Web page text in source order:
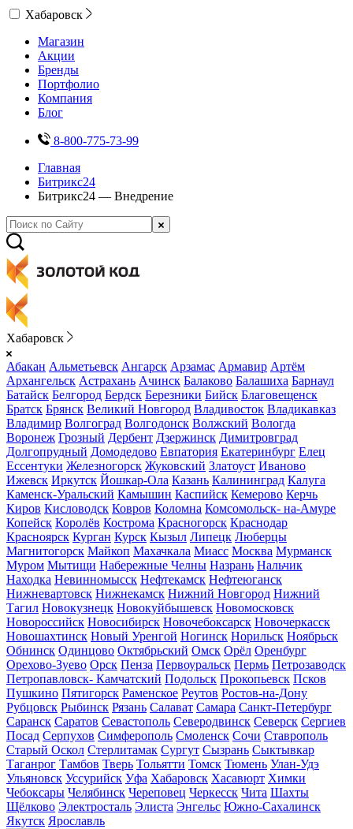
Хабаровск
Магазин
Акции
Бренды
Портфолио
Компания
Блог
8-800-775-73-99
Главная
Битрикс24
Битрикс24 — Внедрение
Хабаровск
Абакан Альметьевск Ангарск Арзамас Армавир Артём
Архангельск Астрахань Ачинск Балаково Балашиха Барнаул
Батайск Белгород Бердск Березники Бийск Благовещенск
Братск Брянск Великий Новгород Владивосток Владикавказ
Владимир Волгоград Волгодонск Волжский Вологда
Воронеж Грозный Дербент Дзержинск Димитровград
Долгопрудный Домодедово Евпатория Екатеринбург Елец
Ессентуки Железногорск Жуковский Златоуст Иваново
Ижевск Иркутск Йошкар-Ола Казань Калининград Калуга
Каменск-Уральский Камышин Каспийск Кемерово Керчь
Киров Кисловодск Ковров Коломна Комсомольск- на-Амуре
Копейск Королёв Кострома Красногорск Краснодар
Красноярск Курган Курск Кызыл Липецк Люберцы
Магнитогорск Майкоп Махачкала Миасс Москва Мурманск
Муром Мытищи Набережные Челны Назрань Нальчик
Находка Невинномысск Нефтекамск Нефтеюганск
Нижневартовск Нижнекамск Нижний Новгород Нижний
Тагил Новокузнецк Новокуйбышевск Новомосковск
Новороссийск Новосибирск Новочебоксарск Новочеркасск
Новошахтинск Новый Уренгой Ногинск Норильск Ноябрьск
Обнинск Одинцово Октябрьский Омск Орёл Оренбург
Орехово-Зуево Орск Пенза Первоуральск Пермь Петрозаводск
Петропавловск- Камчатский Подольск Прокопьевск Псков
Пушкино Пятигорск Раменское Реутов Ростов-на-Дону
Рубцовск Рыбинск Рязань Салават Самара Санкт-Петербург
Саранск Саратов Севастополь Северодвинск Северск Сергиев
Посад Серпухов Симферополь Смоленск Сочи Ставрополь
Старый Оскол Стерлитамак Сургут Сызрань Сыктывкар
Таганрог Тамбов Тверь Тольятти Томск Тюмень Улан-Удэ
Ульяновск Уссурийск Уфа Хабаровск Хасавюрт Химки
Чебоксары Челябинск Череповец Черкесск Чита Шахты
Щёлково Электросталь Элиста Энгельс Южно-Сахалинск
Якутск Ярославль